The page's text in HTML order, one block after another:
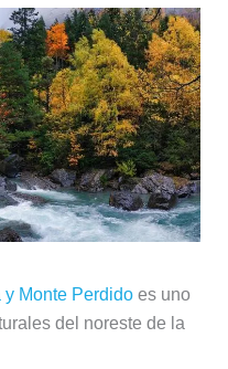
Monte Perdidoes uno
del noreste de la